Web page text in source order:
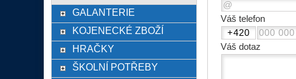
Váš telefon
Váš dotaz
GALANTERIE
KOJENECKÉ ZBOŽÍ
HRAČKY
ŠKOLNÍ POTŘEBY